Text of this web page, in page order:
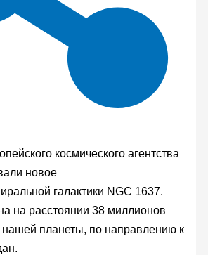
космического агентства
новое
галактики NGC 1637.
на расстоянии 38 миллионов
нашей планеты, по направлению к